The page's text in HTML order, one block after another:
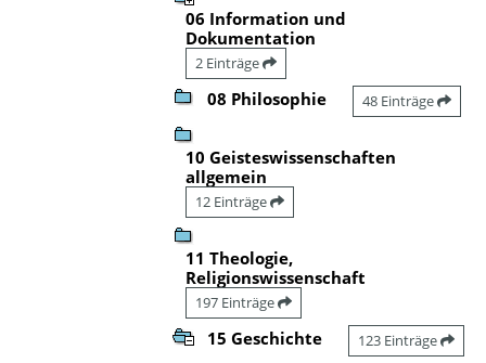
06 Information und
Dokumentation
2 Einträge
08 Philosophie 48 Einträge
10 Geisteswissenschaften
allgemein
12 Einträge
11 Theologie,
Religionswissenschaft
197 Einträge
15 Geschichte 123 Einträge